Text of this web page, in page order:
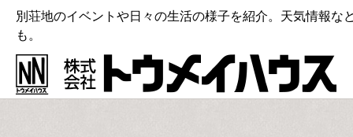
別荘地のイベントや日々の生活の様子を紹介。天気情報な
も。